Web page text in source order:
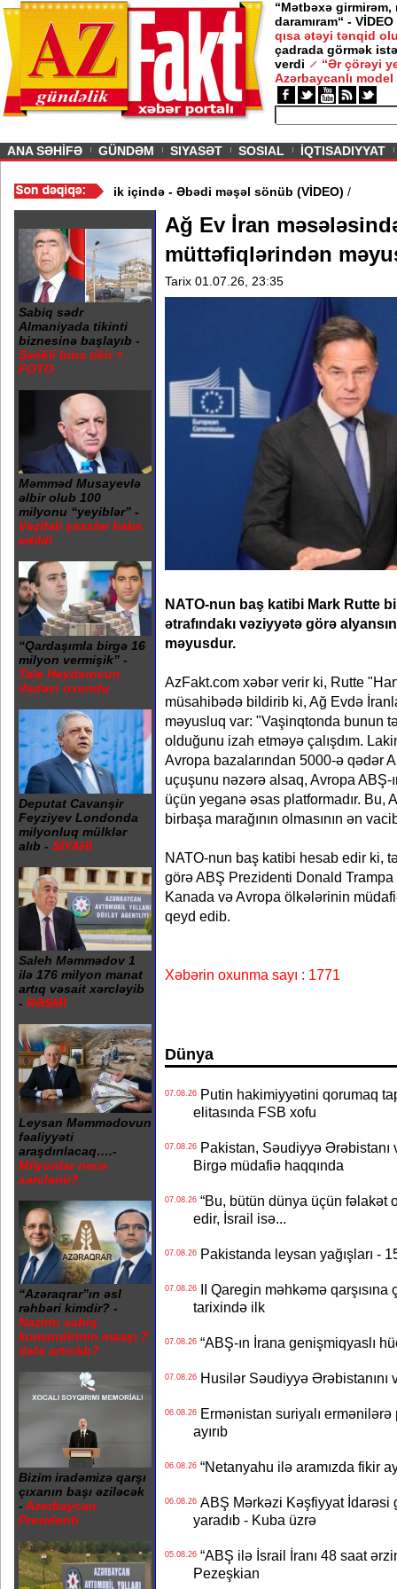
“Mətbəxə girmirəm,
daramıram“ - VİDEO
qısa ətəyi tənqid
çadrada görmək
verdi
“Ər çörəyi
Azərbaycanlı model
ANA SƏHİFƏ GÜNDƏM SIYASƏT SOSIAL İQTISADIYYAT
20 Yanvar abidəsi zibillik içində - Əbədi məşəl sönüb (VİDEO)
Sabiq sədr
Almaniyada tikinti
biznesinə başlayıb -
Şərikli bina tikir +
FOTO
Məmməd Musayevlə
əlbir olub 100
milyonu “yeyiblər” -
Vəzifəli şəxslər həbs
edildi
“Qardaşımla birgə 16
milyon vermişik” -
Tale Heydərovun
ifadəsi oxundu
Deputat Cavanşir
Feyziyev Londonda
milyonluq mülklər
alıb - SİYAHI
Saleh Məmmədov 1
ilə 176 milyon manat
artıq vəsait xərcləyib
- RƏSMİ
Leysan Məmmədovun
fəaliyyəti
araşdırılacaq….-
Milyonlar necə
xərclənir?
“Azəraqrar”ın əsl
rəhbəri kimdir? -
Nazirin sabiq
komandirinin maaşı 7
dəfə artırılıb?
Bizim iradəmizə qarşı
çıxanın başı əziləcək
- Azərbaycan
Prezidenti
Ağ Ev İran
müttəfiqlərindən
Tarix 01.07.26, 23:35
NATO-nun baş katibi Mark Rutte
ətrafındakı vəziyyətə görə
məyusdur.
AzFakt.com xəbər verir ki, Rutte
müsahibədə bildirib ki, Ağ Evdə
məyusluq var: "Vaşinqtonda bunun
olduğunu izah etməyə çalışdım.
Avropa bazalarından 5000-ə qədər
uçuşunu nəzərə alsaq, Avropa ABŞ-
üçün yeganə əsas platformadır. Bu,
birbaşa marağının olmasının ən
NATO-nun baş katibi hesab edir ki,
görə ABŞ Prezidenti Donald Trampa
Kanada və Avropa ölkələrinin
qeyd edib.
Xəbərin oxunma sayı : 1771
Dünya
07.08.26Putin hakimiyyətini qorumaq
elitasında FSB xofu
07.08.26Pakistan, Səudiyyə Ərəbistanı
Birgə müdafiə haqqında
07.08.26“Bu, bütün dünya üçün fəlakət
edir, İsrail isə...
07.08.26Pakistanda leysan yağışları -
07.08.26II Qaregin məhkəmə qarşısına
tarixində ilk
07.08.26“ABŞ-ın İrana genişmiqyaslı
07.08.26Husilər Səudiyyə Ərəbistanını
06.08.26Ermənistan suriyalı ermənilərə
ayırıb
06.08.26“Netanyahu ilə aramızda fikir
06.08.26ABŞ Mərkəzi Kəşfiyyat İdarəsi
yaradıb - Kuba üzrə
05.08.26“ABŞ ilə İsrail İranı 48 saat
Pezeşkian